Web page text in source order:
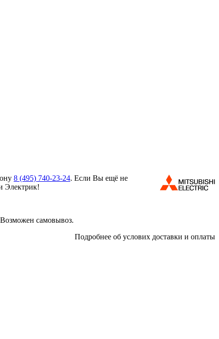
8 (495) 740-23-24. Если Вы ещё не
Электрик!
самовывоз.
Подробнее об услових доставки и оплаты